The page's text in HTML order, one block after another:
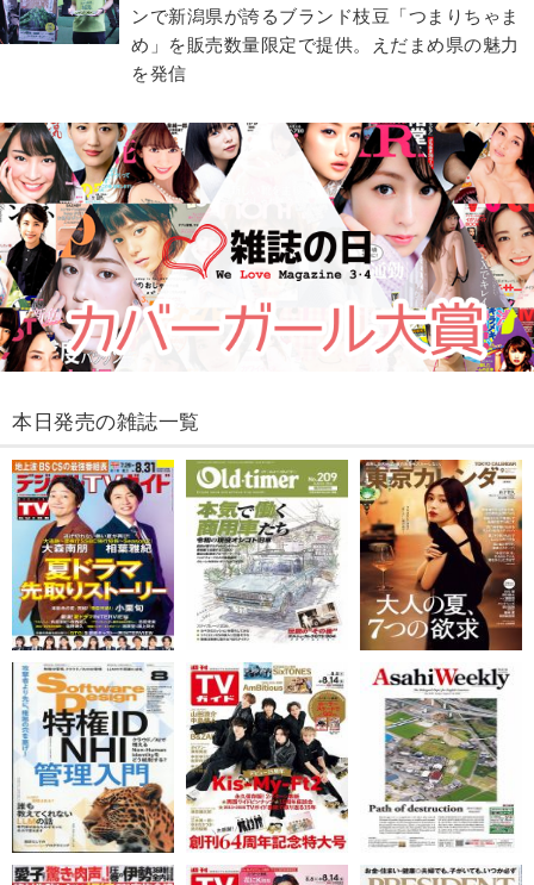
ンで新潟県が誇るブランド枝豆「つまりちゃま
め」を販売数量限定で提供。えだまめ県の魅力
を発信
本日発売の雑誌一覧